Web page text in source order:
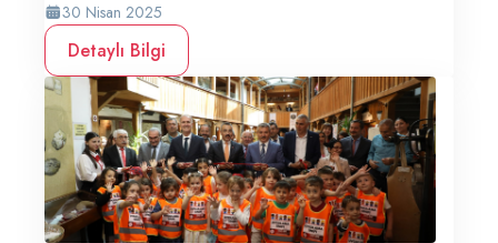
30 Nisan 2025
Detaylı Bilgi